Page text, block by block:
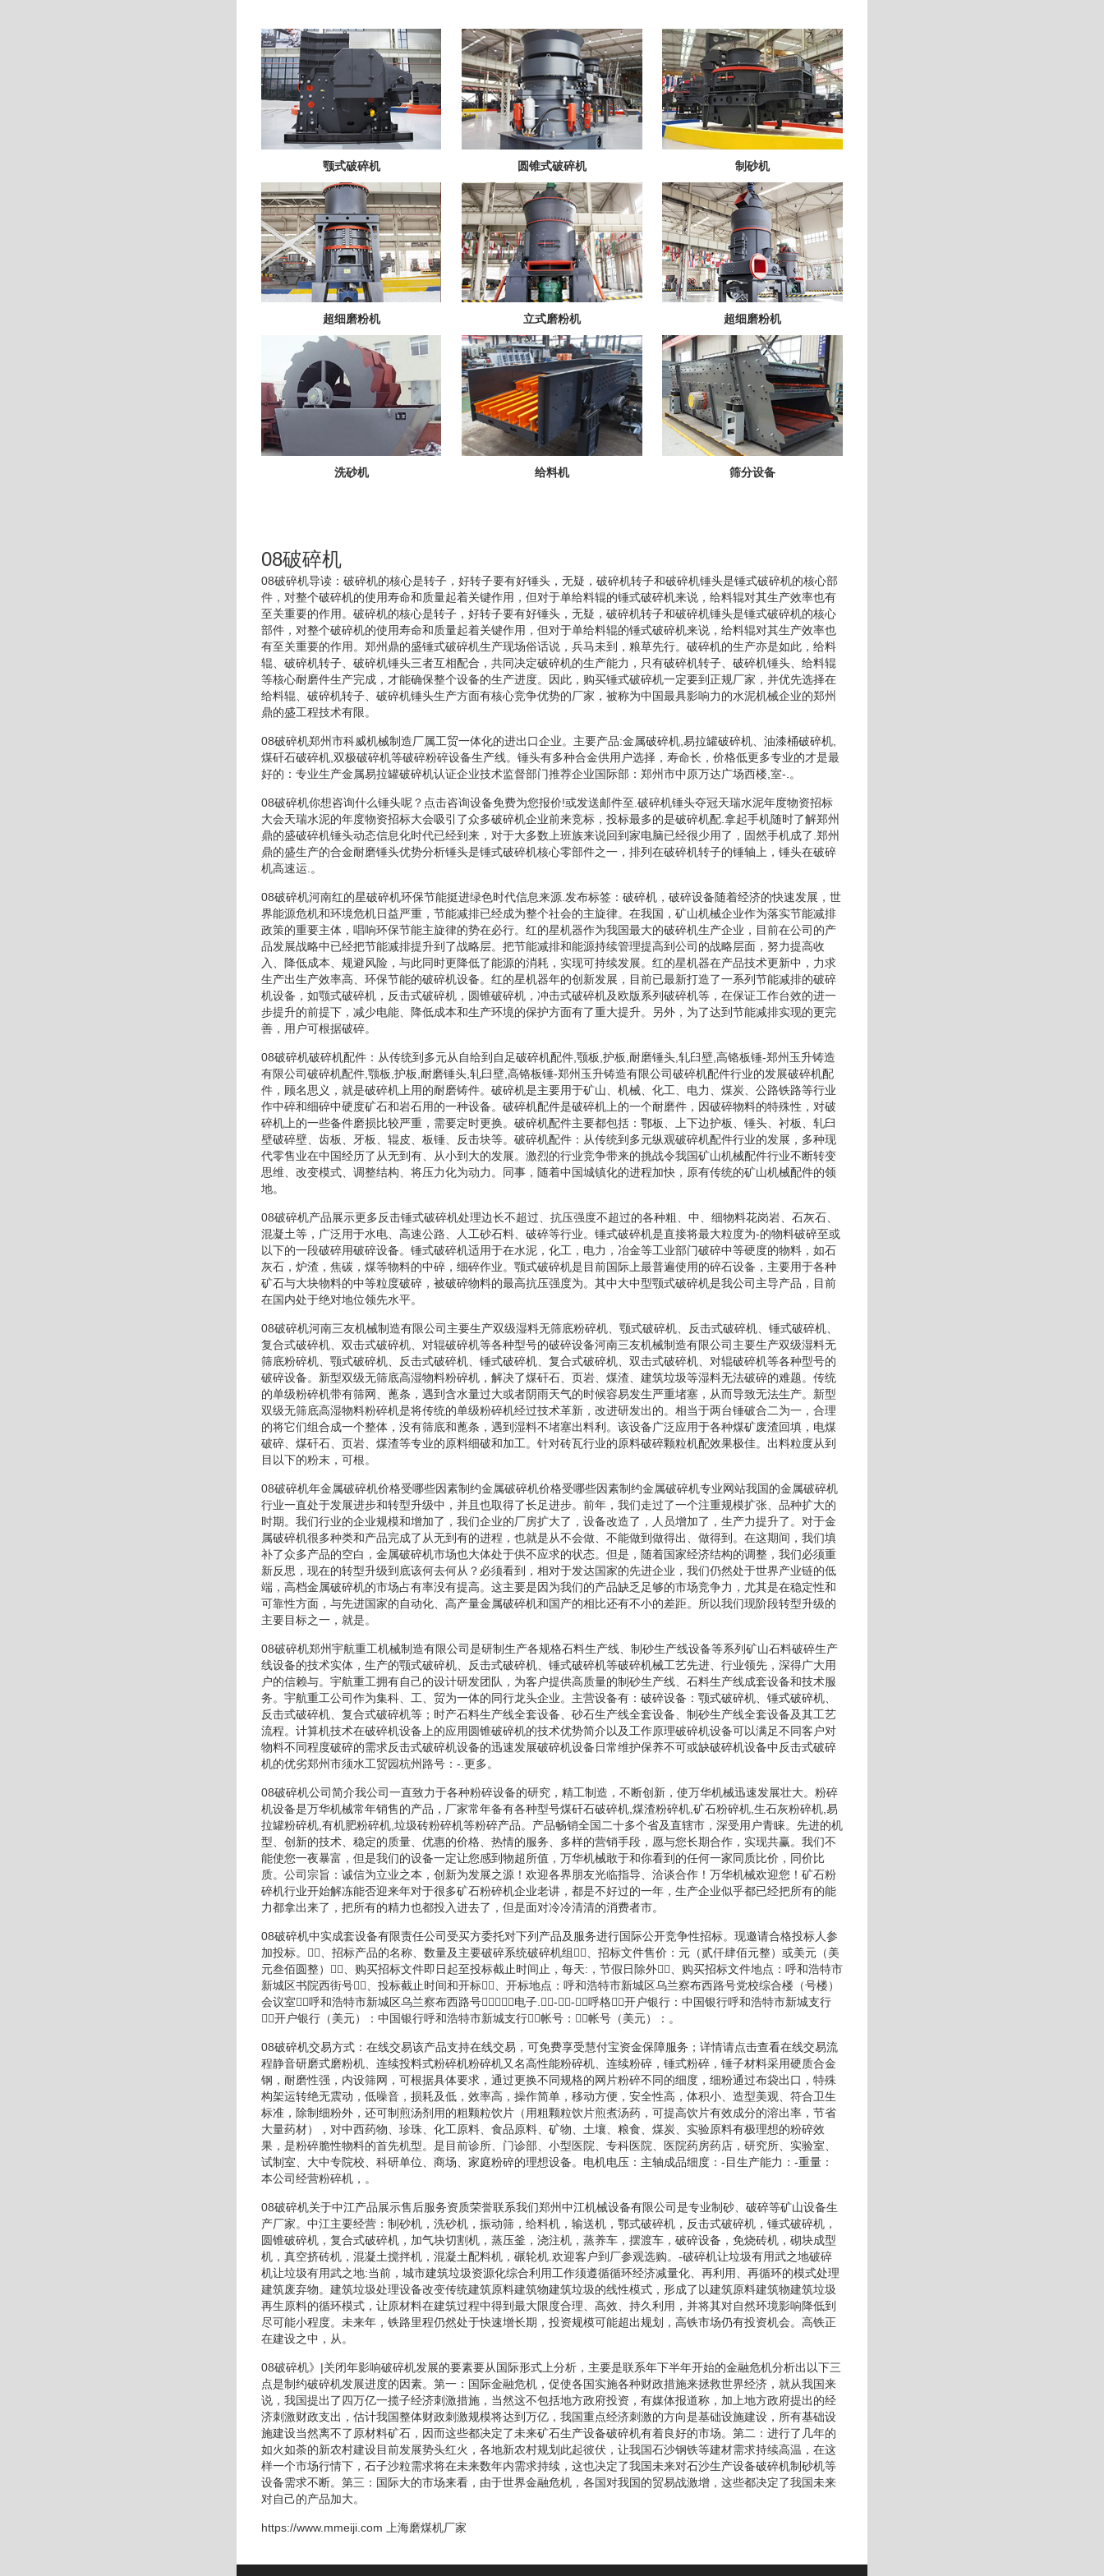
颚式破碎机 圆锥式破碎机 制砂机
超细磨粉机 立式磨粉机 超细磨粉机
洗砂机 给料机 筛分设备
08破碎机
08破碎机导读：破碎机的核心是转子，好转子要有好锤头，无疑，破碎机转子和破碎机锤头是锤式破碎机的核心部
件，对整个破碎机的使用寿命和质量起着关键作用，但对于单给料辊的锤式破碎机来说，给料辊对其生产效率也有
至关重要的作用。破碎机的核心是转子，好转子要有好锤头，无疑，破碎机转子和破碎机锤头是锤式破碎机的核心
部件，对整个破碎机的使用寿命和质量起着关键作用，但对于单给料辊的锤式破碎机来说，给料辊对其生产效率也
有至关重要的作用。郑州鼎的盛锤式破碎机生产现场俗话说，兵马未到，粮草先行。破碎机的生产亦是如此，给料
辊、破碎机转子、破碎机锤头三者互相配合，共同决定破碎机的生产能力，只有破碎机转子、破碎机锤头、给料辊
等核心耐磨件生产完成，才能确保整个设备的生产进度。因此，购买锤式破碎机一定要到正规厂家，并优先选择在
给料辊、破碎机转子、破碎机锤头生产方面有核心竞争优势的厂家，被称为中国最具影响力的水泥机械企业的郑州
鼎的盛工程技术有限。
08破碎机郑州市科威机械制造厂属工贸一体化的进出口企业。主要产品:金属破碎机,易拉罐破碎机、油漆桶破碎机,
煤矸石破碎机,双极破碎机等破碎粉碎设备生产线。锤头有多种合金供用户选择，寿命长，价格低更多专业的才是最
好的：专业生产金属易拉罐破碎机认证企业技术监督部门推荐企业国际部：郑州市中原万达广场西楼,室-.。
08破碎机你想咨询什么锤头呢？点击咨询设备免费为您报价!或发送邮件至.破碎机锤头夺冠天瑞水泥年度物资招标
大会天瑞水泥的年度物资招标大会吸引了众多破碎机企业前来竞标，投标最多的是破碎机配.拿起手机随时了解郑州
鼎的盛破碎机锤头动态信息化时代已经到来，对于大多数上班族来说回到家电脑已经很少用了，固然手机成了.郑州
鼎的盛生产的合金耐磨锤头优势分析锤头是锤式破碎机核心零部件之一，排列在破碎机转子的锤轴上，锤头在破碎
机高速运.。
08破碎机河南红的星破碎机环保节能挺进绿色时代信息来源.发布标签：破碎机，破碎设备随着经济的快速发展，世
界能源危机和环境危机日益严重，节能减排已经成为整个社会的主旋律。在我国，矿山机械企业作为落实节能减排
政策的重要主体，唱响环保节能主旋律的势在必行。红的星机器作为我国最大的破碎机生产企业，目前在公司的产
品发展战略中已经把节能减排提升到了战略层。把节能减排和能源持续管理提高到公司的战略层面，努力提高收
入、降低成本、规避风险，与此同时更降低了能源的消耗，实现可持续发展。红的星机器在产品技术更新中，力求
生产出生产效率高、环保节能的破碎机设备。红的星机器年的创新发展，目前已最新打造了一系列节能减排的破碎
机设备，如颚式破碎机，反击式破碎机，圆锥破碎机，冲击式破碎机及欧版系列破碎机等，在保证工作台效的进一
步提升的前提下，减少电能、降低成本和生产环境的保护方面有了重大提升。另外，为了达到节能减排实现的更完
善，用户可根据破碎。
08破碎机破碎机配件：从传统到多元从自给到自足破碎机配件,颚板,护板,耐磨锤头,轧臼壁,高铬板锤-郑州玉升铸造
有限公司破碎机配件,颚板,护板,耐磨锤头,轧臼壁,高铬板锤-郑州玉升铸造有限公司破碎机配件行业的发展破碎机配
件，顾名思义，就是破碎机上用的耐磨铸件。破碎机是主要用于矿山、机械、化工、电力、煤炭、公路铁路等行业
作中碎和细碎中硬度矿石和岩石用的一种设备。破碎机配件是破碎机上的一个耐磨件，因破碎物料的特殊性，对破
碎机上的一些备件磨损比较严重，需要定时更换。破碎机配件主要都包括：鄂板、上下边护板、锤头、衬板、轧臼
壁破碎壁、齿板、牙板、辊皮、板锤、反击块等。破碎机配件：从传统到多元纵观破碎机配件行业的发展，多种现
代零售业在中国经历了从无到有、从小到大的发展。激烈的行业竞争带来的挑战令我国矿山机械配件行业不断转变
思维、改变模式、调整结构、将压力化为动力。同事，随着中国城镇化的进程加快，原有传统的矿山机械配件的领
地。
08破碎机产品展示更多反击锤式破碎机处理边长不超过、抗压强度不超过的各种粗、中、细物料花岗岩、石灰石、
混凝土等，广泛用于水电、高速公路、人工砂石料、破碎等行业。锤式破碎机是直接将最大粒度为-的物料破碎至或
以下的一段破碎用破碎设备。锤式破碎机适用于在水泥，化工，电力，冶金等工业部门破碎中等硬度的物料，如石
灰石，炉渣，焦碳，煤等物料的中碎，细碎作业。颚式破碎机是目前国际上最普遍使用的碎石设备，主要用于各种
矿石与大块物料的中等粒度破碎，被破碎物料的最高抗压强度为。其中大中型颚式破碎机是我公司主导产品，目前
在国内处于绝对地位领先水平。
08破碎机河南三友机械制造有限公司主要生产双级湿料无筛底粉碎机、颚式破碎机、反击式破碎机、锤式破碎机、
复合式破碎机、双击式破碎机、对辊破碎机等各种型号的破碎设备河南三友机械制造有限公司主要生产双级湿料无
筛底粉碎机、颚式破碎机、反击式破碎机、锤式破碎机、复合式破碎机、双击式破碎机、对辊破碎机等各种型号的
破碎设备。新型双级无筛底高湿物料粉碎机，解决了煤矸石、页岩、煤渣、建筑垃圾等湿料无法破碎的难题。传统
的单级粉碎机带有筛网、蓖条，遇到含水量过大或者阴雨天气的时候容易发生严重堵塞，从而导致无法生产。新型
双级无筛底高湿物料粉碎机是将传统的单级粉碎机经过技术革新，改进研发出的。相当于两台锤破合二为一，合理
的将它们组合成一个整体，没有筛底和蓖条，遇到湿料不堵塞出料利。该设备广泛应用于各种煤矿废渣回填，电煤
破碎、煤矸石、页岩、煤渣等专业的原料细破和加工。针对砖瓦行业的原料破碎颗粒机配效果极佳。出料粒度从到
目以下的粉末，可根。
08破碎机年金属破碎机价格受哪些因素制约金属破碎机价格受哪些因素制约金属破碎机专业网站我国的金属破碎机
行业一直处于发展进步和转型升级中，并且也取得了长足进步。前年，我们走过了一个注重规模扩张、品种扩大的
时期。我们行业的企业规模和增加了，我们企业的厂房扩大了，设备改造了，人员增加了，生产力提升了。对于金
属破碎机很多种类和产品完成了从无到有的进程，也就是从不会做、不能做到做得出、做得到。在这期间，我们填
补了众多产品的空白，金属破碎机市场也大体处于供不应求的状态。但是，随着国家经济结构的调整，我们必须重
新反思，现在的转型升级到底该何去何从？必须看到，相对于发达国家的先进企业，我们仍然处于世界产业链的低
端，高档金属破碎机的市场占有率没有提高。这主要是因为我们的产品缺乏足够的市场竞争力，尤其是在稳定性和
可靠性方面，与先进国家的自动化、高产量金属破碎机和国产的相比还有不小的差距。所以我们现阶段转型升级的
主要目标之一，就是。
08破碎机郑州宇航重工机械制造有限公司是研制生产各规格石料生产线、制砂生产线设备等系列矿山石料破碎生产
线设备的技术实体，生产的颚式破碎机、反击式破碎机、锤式破碎机等破碎机械工艺先进、行业领先，深得广大用
户的信赖与。宇航重工拥有自己的设计研发团队，为客户提供高质量的制砂生产线、石料生产线成套设备和技术服
务。宇航重工公司作为集科、工、贸为一体的同行龙头企业。主营设备有：破碎设备：颚式破碎机、锤式破碎机、
反击式破碎机、复合式破碎机等；时产石料生产线全套设备、砂石生产线全套设备、制砂生产线全套设备及其工艺
流程。计算机技术在破碎机设备上的应用圆锥破碎机的技术优势简介以及工作原理破碎机设备可以满足不同客户对
物料不同程度破碎的需求反击式破碎机设备的迅速发展破碎机设备日常维护保养不可或缺破碎机设备中反击式破碎
机的优劣郑州市须水工贸园杭州路号：-.更多。
08破碎机公司简介我公司一直致力于各种粉碎设备的研究，精工制造，不断创新，使万华机械迅速发展壮大。粉碎
机设备是万华机械常年销售的产品，厂家常年备有各种型号煤矸石破碎机,煤渣粉碎机,矿石粉碎机,生石灰粉碎机,易
拉罐粉碎机,有机肥粉碎机,垃圾砖粉碎机等粉碎产品。产品畅销全国二十多个省及直辖市，深受用户青睐。先进的机
型、创新的技术、稳定的质量、优惠的价格、热情的服务、多样的营销手段，愿与您长期合作，实现共赢。我们不
能使您一夜暴富，但是我们的设备一定让您感到物超所值，万华机械敢于和你看到的任何一家同质比价，同价比
质。公司宗旨：诚信为立业之本，创新为发展之源！欢迎各界朋友光临指导、洽谈合作！万华机械欢迎您！矿石粉
碎机行业开始解冻能否迎来年对于很多矿石粉碎机企业老讲，都是不好过的一年，生产企业似乎都已经把所有的能
力都拿出来了，把所有的精力也都投入进去了，但是面对冷冷清清的消费者市。
08破碎机中实成套设备有限责任公司受买方委托对下列产品及服务进行国际公开竞争性招标。现邀请合格投标人参
加投标。、招标产品的名称、数量及主要破碎系统破碎机组、招标文件售价：元（贰仟肆佰元整）或美元（美
元叁佰圆整）、购买招标文件即日起至投标截止时间止，每天:，节假日除外、购买招标文件地点：呼和浩特市
新城区书院西街号、投标截止时间和开标、开标地点：呼和浩特市新城区乌兰察布西路号党校综合楼（号楼）
会议室呼和浩特市新城区乌兰察布西路号：电子.--呼格开户银行：中国银行呼和浩特市新城支行
开户银行（美元）：中国银行呼和浩特市新城支行帐号：帐号（美元）：。
08破碎机交易方式：在线交易该产品支持在线交易，可免费享受慧付宝资金保障服务；详情请点击查看在线交易流
程静音研磨式磨粉机、连续投料式粉碎机粉碎机又名高性能粉碎机、连续粉碎，锤式粉碎，锤子材料采用硬质合金
钢，耐磨性强，内设筛网，可根据具体要求，通过更换不同规格的网片粉碎不同的细度，细粉通过布袋出口，特殊
构架运转绝无震动，低噪音，损耗及低，效率高，操作简单，移动方便，安全性高，体积小、造型美观、符合卫生
标准，除制细粉外，还可制煎汤剂用的粗颗粒饮片（用粗颗粒饮片煎煮汤药，可提高饮片有效成分的溶出率，节省
大量药材），对中西药物、珍珠、化工原料、食品原料、矿物、土壤、粮食、煤炭、实验原料有极理想的粉碎效
果，是粉碎脆性物料的首先机型。是目前诊所、门诊部、小型医院、专科医院、医院药房药店，研究所、实验室、
试制室、大中专院校、科研单位、商场、家庭粉碎的理想设备。电机电压：主轴成品细度：-目生产能力：-重量：
本公司经营粉碎机，。
08破碎机关于中江产品展示售后服务资质荣誉联系我们郑州中江机械设备有限公司是专业制砂、破碎等矿山设备生
产厂家。中江主要经营：制砂机，洗砂机，振动筛，给料机，输送机，鄂式破碎机，反击式破碎机，锤式破碎机，
圆锥破碎机，复合式破碎机，加气块切割机，蒸压釜，浇注机，蒸养车，摆渡车，破碎设备，免烧砖机，砌块成型
机，真空挤砖机，混凝土搅拌机，混凝土配料机，碾轮机.欢迎客户到厂参观选购。-破碎机让垃圾有用武之地破碎
机让垃圾有用武之地:当前，城市建筑垃圾资源化综合利用工作须遵循循环经济减量化、再利用、再循环的模式处理
建筑废弃物。建筑垃圾处理设备改变传统建筑原料建筑物建筑垃圾的线性模式，形成了以建筑原料建筑物建筑垃圾
再生原料的循环模式，让原材料在建筑过程中得到最大限度合理、高效、持久利用，并将其对自然环境影响降低到
尽可能小程度。未来年，铁路里程仍然处于快速增长期，投资规模可能超出规划，高铁市场仍有投资机会。高铁正
在建设之中，从。
08破碎机》|关闭年影响破碎机发展的要素要从国际形式上分析，主要是联系年下半年开始的金融危机分析出以下三
点是制约破碎机发展进度的因素。第一：国际金融危机，促使各国实施各种财政措施来拯救世界经济，就从我国来
说，我国提出了四万亿一揽子经济刺激措施，当然这不包括地方政府投资，有媒体报道称，加上地方政府提出的经
济刺激财政支出，估计我国整体财政刺激规模将达到万亿，我国重点经济刺激的方向是基础设施建设，所有基础设
施建设当然离不了原材料矿石，因而这些都决定了未来矿石生产设备破碎机有着良好的市场。第二：进行了几年的
如火如荼的新农村建设目前发展势头红火，各地新农村规划此起彼伏，让我国石沙钢铁等建材需求持续高温，在这
样一个市场行情下，石子沙粒需求将在未来数年内需求持续，这也决定了我国未来对石沙生产设备破碎机制砂机等
设备需求不断。第三：国际大的市场来看，由于世界金融危机，各国对我国的贸易战激增，这些都决定了我国未来
对自己的产品加大。
https://www.mmeiji.com 上海磨煤机厂家